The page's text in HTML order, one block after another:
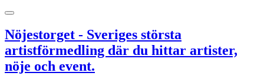
Nöjestorget - Sveriges största
artistförmedling där du hittar artister,
nöje och event.